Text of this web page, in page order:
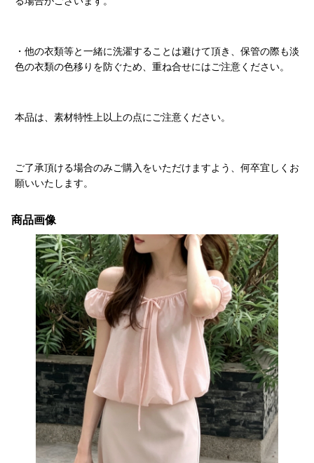
・他の衣類等と一緒に洗濯することは避けて頂き、保管の際も淡
色の衣類の色移りを防ぐため、重ね合せにはご注意ください。
本品は、素材特性上以上の点にご注意ください。
ご了承頂ける場合のみご購入をいただけますよう、何卒宜しくお
願いいたします。
商品画像